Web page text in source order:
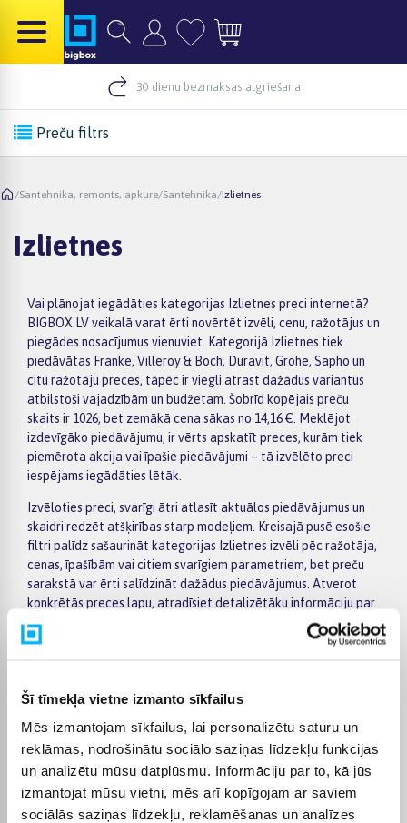
Šī tīmekļa vietne izmanto sīkfailus
Mēs izmantojam sīkfailus, lai personalizētu saturu un
reklāmas, nodrošinātu sociālo saziņas līdzekļu funkcijas
un analizētu mūsu datplūsmu. Informāciju par to, kā jūs
izmantojat mūsu vietni, mēs arī kopīgojam ar saviem
sociālās saziņas līdzekļu, reklamēšanas un analīzes
30 dienu bezmaksas atgriešana
Preču filtrs
/Santehnika, remonts, apkure/Santehnika/Izlietnes
Izlietnes
Vai plānojat iegādāties kategorijas Izlietnes preci internetā?
BIGBOX.LV veikalā varat ērti novērtēt izvēli, cenu, ražotājus un
piegādes nosacījumus vienuviet. Kategorijā Izlietnes tiek
piedāvātas Franke, Villeroy & Boch, Duravit, Grohe, Sapho un
citu ražotāju preces, tāpēc ir viegli atrast dažādus variantus
atbilstoši vajadzībām un budžetam. Šobrīd kopējais preču
skaits ir 1026, bet zemākā cena sākas no 14,16 €. Meklējot
izdevīgāko piedāvājumu, ir vērts apskatīt preces, kurām tiek
piemērota akcija vai īpašie piedāvājumi – tā izvēlēto preci
iespējams iegādāties lētāk.
Izvēloties preci, svarīgi ātri atlasīt aktuālos piedāvājumus un
skaidri redzēt atšķirības starp modeļiem. Kreisajā pusē esošie
filtri palīdz sašaurināt kategorijas Izlietnes izvēli pēc ražotāja,
cenas, īpašībām vai citiem svarīgiem parametriem, bet preču
sarakstā var ērti salīdzināt dažādus piedāvājumus. Atverot
konkrētās preces lapu, atradīsiet detalizētāku informāciju par
tehniskajiem datiem, piegādes termiņu, apmaksas veidiem un
pirkuma nosacījumiem, tāpēc lēmumu pieņemt būs vieglāk.
pa daļām – par pirkumu iespējams norēķināties 6 vienādos
maksājumos. Tas ļauj ērtāk plānot izdevumus un izvēlēties sev
piemērotu apmaksas veidu. Pasūtījumi tiek piegādāti visā
Latvijā: piegāde uz pakomātiem maksā no 2,99 €, bet
pasūtījumiem virs 499 € piegāde uz pakomātu ir bez maksas;
kurjera piegādes cena sākas no 3,99 €. Precīzs katras preces
piegādes termiņš tiek norādīts konkrētās preces lapā.